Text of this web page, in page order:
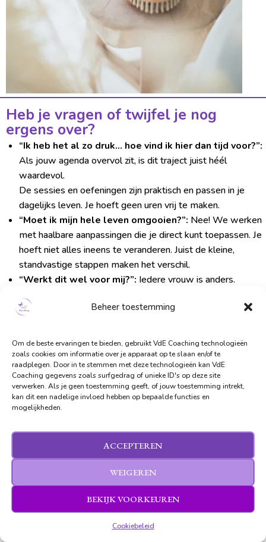
Beheer toestemming
Om de beste ervaringen te bieden, gebruikt VdE Coaching technologieën
zoals cookies om informatie over je apparaat op te slaan en/of te
raadplegen. Door in te stemmen met deze technologieën kan VdE
Coaching gegevens zoals surfgedrag of unieke ID's op deze site
verwerken. Als je geen toestemming geeft, of jouw toestemming intrekt,
kan dit een nadelige invloed hebben op bepaalde functies en
mogelijkheden.
ACCEPTEREN
WEIGEREN
BEKIJK VOORKEUREN
Cookiebeleid
Heb je vragen of twijfel je nog
ergens over?
“Ik heb het al zo druk… hoe vind ik hier dan tijd voor?”:
Als jouw agenda overvol zit, is dit traject juist héél
waardevol.
De sessies en oefeningen zijn praktisch en passen in je
dagelijks leven. Je hoeft geen uren vrij te maken.
“Moet ik mijn hele leven omgooien?”: Nee! We werken
met haalbare aanpassingen die je direct kunt toepassen. Je
hoeft niet alles ineens te veranderen. Juist de kleine,
standvastige stappen maken het verschil.
“Werkt dit wel voor mij?”: Iedere vrouw is anders.
situatie, doelen en tempo.
leven.
“Ik heb al van alles geprobeerd, waarom zou dit
anders zijn?”Veel methodes richten zich op
symptoombestrijding.
Wij kijken samen naar de oorzaak van jouw stress en dat
pakken we aan met bewezen technieken én persoonlijke
begeleiding, zodat je blijvende verandering ervaart.
“Is dit niet te ‘zweverig’ allemaal?”:
down-to-earth en praktisch. We combineren
wetenschappelijk onderbouwde technieken met waar
nodig een vleugje mindfulness of reflectie, altijd afgestemd
op wat bij jou past.
voor. Je krijgt begeleiding, motivatie en praktische tools om